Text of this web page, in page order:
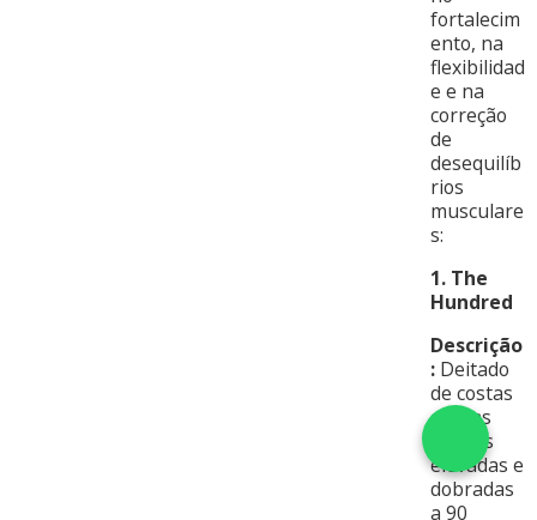
fortalecim
ento, na
flexibilidad
e e na
correção
de
desequilíb
rios
musculare
s:
1. The
Hundred
Descrição
:Deitado
de costas
com as
pernas
elevadas e
dobradas
a 90